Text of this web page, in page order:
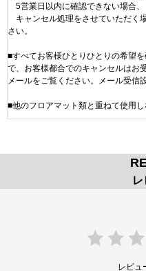
5営業日以内に確認できない場合、
キャンセル処理をさせていただく
さい。
■すべてお客様ひとりひとりの希望
で、お客様都合でのキャンセルはお
メールをご覧ください。メール受信
■他のフロアマット類と重ねて使用し
レビュ